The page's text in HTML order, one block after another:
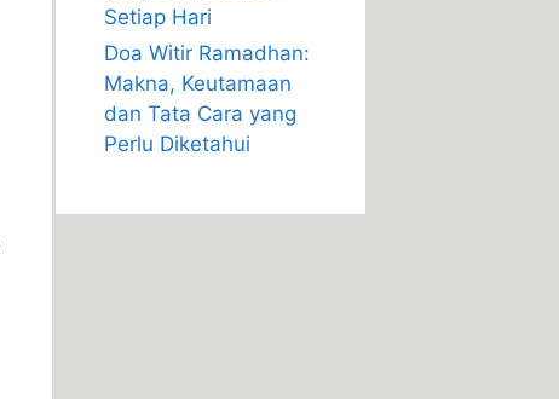
Setiap Hari
Doa Witir Ramadhan:
Makna, Keutamaan
dan Tata Cara yang
Perlu Diketahui